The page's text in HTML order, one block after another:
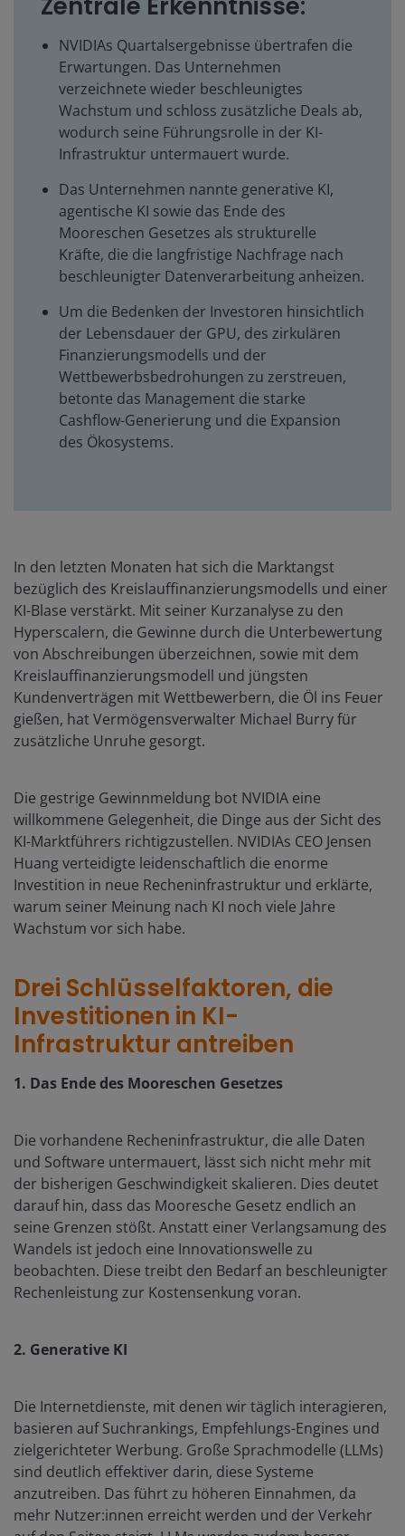
Zentrale Erkenntnisse:
NVIDIAs Quartalsergebnisse übertrafen die
Erwartungen. Das Unternehmen
verzeichnete wieder beschleunigtes
Wachstum und schloss zusätzliche Deals ab,
wodurch seine Führungsrolle in der KI-
Infrastruktur untermauert wurde.
Das Unternehmen nannte generative KI,
agentische KI sowie das Ende des
Mooreschen Gesetzes als strukturelle
Kräfte, die die langfristige Nachfrage nach
beschleunigter Datenverarbeitung anheizen.
Um die Bedenken der Investoren hinsichtlich
der Lebensdauer der GPU, des zirkulären
Finanzierungsmodells und der
Wettbewerbsbedrohungen zu zerstreuen,
betonte das Management die starke
Cashflow-Generierung und die Expansion
des Ökosystems.
In den letzten Monaten hat sich die Marktangst
bezüglich des Kreislauffinanzierungsmodells und einer
KI-Blase verstärkt. Mit seiner Kurzanalyse zu den
Hyperscalern, die Gewinne durch die Unterbewertung
von Abschreibungen überzeichnen, sowie mit dem
Kreislauffinanzierungsmodell und jüngsten
Kundenverträgen mit Wettbewerbern, die Öl ins Feuer
gießen, hat Vermögensverwalter Michael Burry für
zusätzliche Unruhe gesorgt.
Die gestrige Gewinnmeldung bot NVIDIA eine
willkommene Gelegenheit, die Dinge aus der Sicht des
KI-Marktführers richtigzustellen. NVIDIAs CEO Jensen
Huang verteidigte leidenschaftlich die enorme
Investition in neue Recheninfrastruktur und erklärte,
warum seiner Meinung nach KI noch viele Jahre
Wachstum vor sich habe.
Drei Schlüsselfaktoren, die
Investitionen in KI-
Infrastruktur antreiben
1. Das Ende des Mooreschen Gesetzes
Die vorhandene Recheninfrastruktur, die alle Daten
und Software untermauert, lässt sich nicht mehr mit
der bisherigen Geschwindigkeit skalieren. Dies deutet
darauf hin, dass das Mooresche Gesetz endlich an
seine Grenzen stößt. Anstatt einer Verlangsamung des
Wandels ist jedoch eine Innovationswelle zu
beobachten. Diese treibt den Bedarf an beschleunigter
Rechenleistung zur Kostensenkung voran.
2. Generative KI
Die Internetdienste, mit denen wir täglich interagieren,
basieren auf Suchrankings, Empfehlungs-Engines und
zielgerichteter Werbung. Große Sprachmodelle (LLMs)
sind deutlich effektiver darin, diese Systeme
anzutreiben. Das führt zu höheren Einnahmen, da
mehr Nutzer:innen erreicht werden und der Verkehr